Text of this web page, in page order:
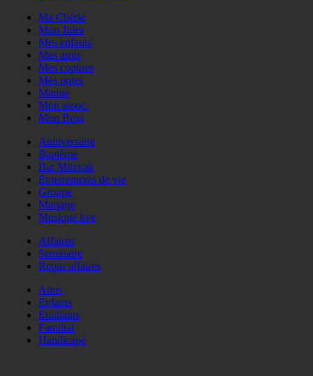
Ma Chérie
Mon Jules
Mes enfants
Mes amis
Mes copines
Mes potes
Mamie
Mon assoc.
Mon Boss
Anniversaire
Baptême
Bar Mitzvah
Enterrements de vie
Groupe
Mariage
Musique live
Affaires
Seminaire
Repas affaires
Amis
Enfants
Etudiants
Familial
Handicapé